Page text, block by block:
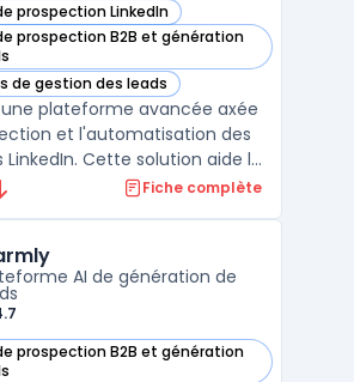
prospection LinkedIn
dans cette catégorie
prospection B2B et génération
dans cette catégorie
de gestion des leads
dans cette catégorie
une plateforme avancée axée
et l'automatisation des
Cette solution aide les
augmenter leur portée et leur
pour les campagnes de
...
Fiche complète
AI de génération de
prospection B2B et génération
dans cette catégorie